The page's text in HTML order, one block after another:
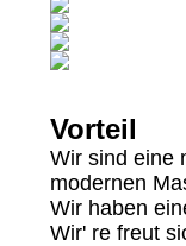
Vorteil
Wir sind eine
modernen
Wir haben
Wir' re freut